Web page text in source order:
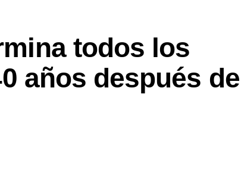
todos los
años después de